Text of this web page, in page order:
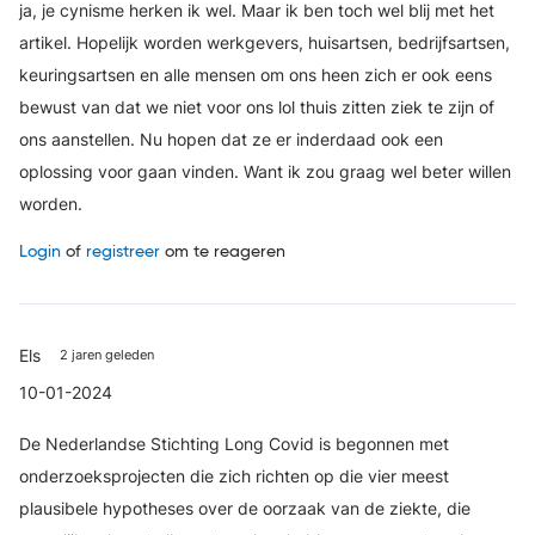
ja, je cynisme herken ik wel. Maar ik ben toch wel blij met het
artikel. Hopelijk worden werkgevers, huisartsen, bedrijfsartsen,
keuringsartsen en alle mensen om ons heen zich er ook eens
bewust van dat we niet voor ons lol thuis zitten ziek te zijn of
ons aanstellen. Nu hopen dat ze er inderdaad ook een
oplossing voor gaan vinden. Want ik zou graag wel beter willen
worden.
Login of registreer om te reageren
Els 2 jaren geleden
10-01-2024
De Nederlandse Stichting Long Covid is begonnen met
onderzoeksprojecten die zich richten op die vier meest
plausibele hypotheses over de oorzaak van de ziekte, die